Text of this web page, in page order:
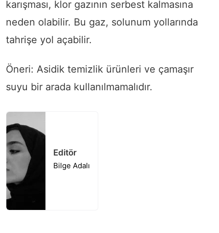
karışması, klor gazının serbest kalmasına
neden olabilir. Bu gaz, solunum yollarında
tahrişe yol açabilir.
Öneri: Asidik temizlik ürünleri ve çamaşır
suyu bir arada kullanılmamalıdır.
Editör
Bilge Adalı